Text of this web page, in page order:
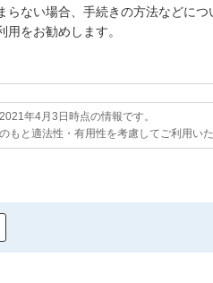
らない場合、手続きの方法などに
をお勧めします。
年4月3日時点の情報です。
もと適法性・有用性を考慮してご利用い